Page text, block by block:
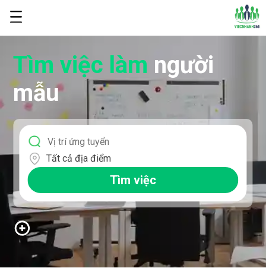
Tìm việc làm người
mẫu
Tất cả địa điểm
Tìm việc